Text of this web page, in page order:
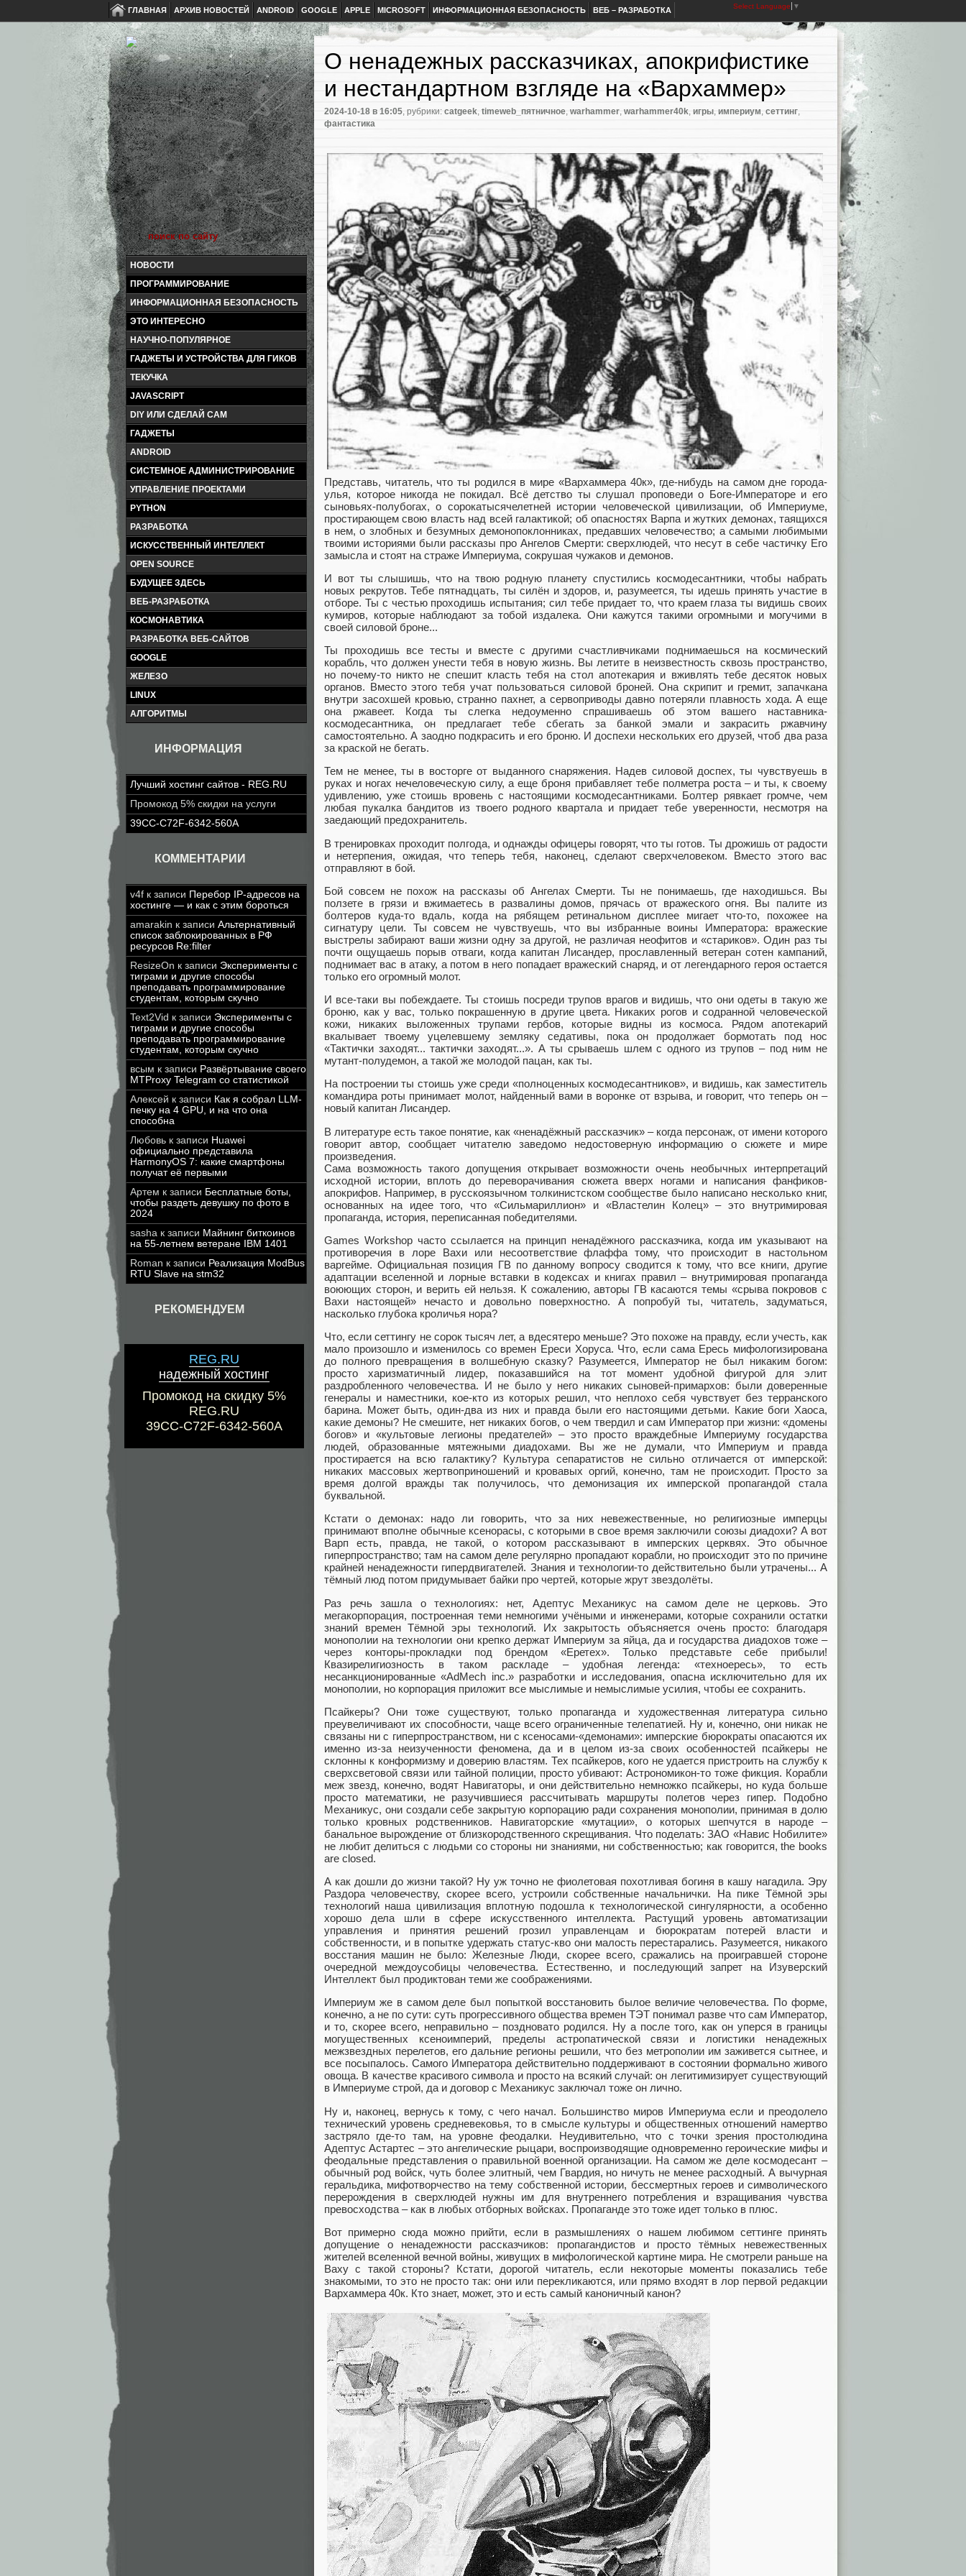
ГЛАВНАЯ АРХИВ НОВОСТЕЙ ANDROID GOOGLE APPLE MICROSOFT ИНФОРМАЦИОННАЯ БЕЗОПАСНОСТЬ ВЕБ – РАЗРАБОТКА Select Language ▼
НОВОСТИ
ПРОГРАММИРОВАНИЕ
ИНФОРМАЦИОННАЯ БЕЗОПАСНОСТЬ
ЭТО ИНТЕРЕСНО
НАУЧНО-ПОПУЛЯРНОЕ
ГАДЖЕТЫ И УСТРОЙСТВА ДЛЯ ГИКОВ
ТЕКУЧКА
JAVASCRIPT
DIY ИЛИ СДЕЛАЙ САМ
ГАДЖЕТЫ
ANDROID
СИСТЕМНОЕ АДМИНИСТРИРОВАНИЕ
УПРАВЛЕНИЕ ПРОЕКТАМИ
PYTHON
РАЗРАБОТКА
ИСКУССТВЕННЫЙ ИНТЕЛЛЕКТ
OPEN SOURCE
БУДУЩЕЕ ЗДЕСЬ
ВЕБ-РАЗРАБОТКА
КОСМОНАВТИКА
РАЗРАБОТКА ВЕБ-САЙТОВ
GOOGLE
ЖЕЛЕЗО
LINUX
АЛГОРИТМЫ
ИНФОРМАЦИЯ
Лучший хостинг сайтов - REG.RU
Промокод 5% скидки на услуги
39CC-C72F-6342-560A
КОММЕНТАРИИ
v4f к записи Перебор IP-адресов на
хостинге — и как с этим бороться
amarakin к записи Альтернативный
список заблокированных в РФ
ресурсов Re:filter
ResizeOn к записи Эксперименты с
тиграми и другие способы
преподавать программирование
студентам, которым скучно
Text2Vid к записи Эксперименты с
тиграми и другие способы
преподавать программирование
студентам, которым скучно
всым к записи Развёртывание своего
MTProxy Telegram со статистикой
Алексей к записи Как я собрал LLM-
печку на 4 GPU, и на что она
способна
Любовь к записи Huawei
официально представила
HarmonyOS 7: какие смартфоны
получат её первыми
Артем к записи Бесплатные боты,
чтобы раздеть девушку по фото в
2024
sasha к записи Майнинг биткоинов
на 55-летнем ветеране IBM 1401
Roman к записи Реализация ModBus
RTU Slave на stm32
РЕКОМЕНДУЕМ
REG.RU
надежный хостинг
Промокод на скидку 5%
REG.RU
39CC-C72F-6342-560A
О ненадежных рассказчиках, апокрифистике
и нестандартном взгляде на «Вархаммер»
2024-10-18 в 16:05, рубрики: catgeek, timeweb_пятничное, warhammer, warhammer40k, игры, империум, сеттинг,
фантастика
Представь, читатель, что ты родился в мире «Вархаммера 40к», где-нибудь на самом дне города-
улья, которое никогда не покидал. Всё детство ты слушал проповеди о Боге-Императоре и его
сыновьях-полубогах, о сорокатысячелетней истории человеческой цивилизации, об Империуме,
простирающем свою власть над всей галактикой; об опасностях Варпа и жутких демонах, таящихся
в нем, о злобных и безумных демонопоклонниках, предавших человечество; а самыми любимыми
твоими историями были рассказы про Ангелов Смерти: сверхлюдей, что несут в себе частичку Его
замысла и стоят на страже Империума, сокрушая чужаков и демонов.
И вот ты слышишь, что на твою родную планету спустились космодесантники, чтобы набрать
новых рекрутов. Тебе пятнадцать, ты силён и здоров, и, разумеется, ты идешь принять участие в
отборе. Ты с честью проходишь испытания; сил тебе придает то, что краем глаза ты видишь своих
кумиров, которые наблюдают за тобой издалека. Они кажутся такими огромными и могучими в
своей силовой броне...
Ты проходишь все тесты и вместе с другими счастливчиками поднимаешься на космический
корабль, что должен унести тебя в новую жизнь. Вы летите в неизвестность сквозь пространство,
но почему-то никто не спешит класть тебя на стол апотекария и вживлять тебе десяток новых
органов. Вместо этого тебя учат пользоваться силовой броней. Она скрипит и гремит, запачкана
внутри засохшей кровью, странно пахнет, а сервоприводы давно потеряли плавность хода. А еще
она ржавеет. Когда ты слегка недоуменно спрашиваешь об этом вашего наставника-
космодесантника, он предлагает тебе сбегать за банкой эмали и закрасить ржавчину
самостоятельно. А заодно подкрасить и его броню. И доспехи нескольких его друзей, чтоб два раза
за краской не бегать.
Тем не менее, ты в восторге от выданного снаряжения. Надев силовой доспех, ты чувствуешь в
руках и ногах нечеловеческую силу, а еще броня прибавляет тебе полметра роста – и ты, к своему
удивлению, уже стоишь вровень с настоящими космодесантниками. Болтер рявкает громче, чем
любая пукалка бандитов из твоего родного квартала и придает тебе уверенности, несмотря на
заедающий предохранитель.
В тренировках проходит полгода, и однажды офицеры говорят, что ты готов. Ты дрожишь от радости
и нетерпения, ожидая, что теперь тебя, наконец, сделают сверхчеловеком. Вместо этого вас
отправляют в бой.
Бой совсем не похож на рассказы об Ангелах Смерти. Ты не понимаешь, где находишься. Вы
ползете в грязи и вжимаетесь в развалины домов, прячась от вражеского огня. Вы палите из
болтеров куда-то вдаль, когда на рябящем ретинальном дисплее мигает что-то, похожее на
сигнатуру цели. Ты совсем не чувствуешь, что вы избранные воины Императора: вражеские
выстрелы забирают ваши жизни одну за другой, не различая неофитов и «стариков». Один раз ты
почти ощущаешь порыв отваги, когда капитан Лисандер, прославленный ветеран сотен кампаний,
поднимает вас в атаку, а потом в него попадает вражеский снаряд, и от легендарного героя остается
только его огромный молот.
И все-таки вы побеждаете. Ты стоишь посреди трупов врагов и видишь, что они одеты в такую же
броню, как у вас, только покрашенную в другие цвета. Никаких рогов и содранной человеческой
кожи, никаких выложенных трупами гербов, которые видны из космоса. Рядом апотекарий
вкалывает твоему уцелевшему земляку седативы, пока он продолжает бормотать под нос
«Тактички заходят... тактички заходят...». А ты срываешь шлем с одного из трупов – под ним не
мутант-полудемон, а такой же молодой пацан, как ты.
На построении ты стоишь уже среди «полноценных космодесантников», и видишь, как заместитель
командира роты принимает молот, найденный вами в воронке от взрыва, и говорит, что теперь он –
новый капитан Лисандер.
В литературе есть такое понятие, как «ненадёжный рассказчик» – когда персонаж, от имени которого
говорит автор, сообщает читателю заведомо недостоверную информацию о сюжете и мире
произведения.
Сама возможность такого допущения открывает возможности очень необычных интерпретаций
исходной истории, вплоть до переворачивания сюжета вверх ногами и написания фанфиков-
апокрифов. Например, в русскоязычном толкинистском сообществе было написано несколько книг,
основанных на идее того, что «Сильмариллион» и «Властелин Колец» – это внутримировая
пропаганда, история, переписанная победителями.
Games Workshop часто ссылается на принцип ненадёжного рассказчика, когда им указывают на
противоречия в лоре Вахи или несоответствие флаффа тому, что происходит в настольном
варгейме. Официальная позиция ГВ по данному вопросу сводится к тому, что все книги, другие
адаптации вселенной и лорные вставки в кодексах и книгах правил – внутримировая пропаганда
воюющих сторон, и верить ей нельзя. К сожалению, авторы ГВ касаются темы «срыва покровов с
Вахи настоящей» нечасто и довольно поверхностно. А попробуй ты, читатель, задуматься,
насколько глубока кроличья нора?
Что, если сеттингу не сорок тысяч лет, а вдесятеро меньше? Это похоже на правду, если учесть, как
мало произошло и изменилось со времен Ереси Хоруса. Что, если сама Ересь мифологизирована
до полного превращения в волшебную сказку? Разумеется, Император не был никаким богом:
просто харизматичный лидер, показавшийся на тот момент удобной фигурой для элит
раздробленного человечества. И не было у него никаких сыновей-примархов: были доверенные
генералы и наместники, кое-кто из которых решил, что неплохо себя чувствует без терранского
барина. Может быть, один-два из них и правда были его настоящими детьми. Какие боги Хаоса,
какие демоны? Не смешите, нет никаких богов, о чем твердил и сам Император при жизни: «домены
богов» и «культовые легионы предателей» – это просто враждебные Империуму государства
людей, образованные мятежными диадохами. Вы же не думали, что Империум и правда
простирается на всю галактику? Культура сепаратистов не сильно отличается от имперской:
никаких массовых жертвоприношений и кровавых оргий, конечно, там не происходит. Просто за
время долгой вражды так получилось, что демонизация их имперской пропагандой стала
буквальной.
Кстати о демонах: надо ли говорить, что за них невежественные, но религиозные имперцы
принимают вполне обычные ксенорасы, с которыми в свое время заключили союзы диадохи? А вот
Варп есть, правда, не такой, о котором рассказывают в имперских церквях. Это обычное
гиперпространство; там на самом деле регулярно пропадают корабли, но происходит это по причине
крайней ненадежности гипердвигателей. Знания и технологии-то действительно были утрачены... А
тёмный люд потом придумывает байки про чертей, которые жрут звездолёты.
Раз речь зашла о технологиях: нет, Адептус Механикус на самом деле не церковь. Это
мегакорпорация, построенная теми немногими учёными и инженерами, которые сохранили остатки
знаний времен Тёмной эры технологий. Их закрытость объясняется очень просто: благодаря
монополии на технологии они крепко держат Империум за яйца, да и государства диадохов тоже –
через конторы-прокладки под брендом «Еретех». Только представьте себе прибыли!
Квазирелигиозность в таком раскладе – удобная легенда: «техноересь», то есть
несанкционированные «AdMech inc.» разработки и исследования, опасна исключительно для их
монополии, но корпорация приложит все мыслимые и немыслимые усилия, чтобы ее сохранить.
Псайкеры? Они тоже существуют, только пропаганда и художественная литература сильно
преувеличивают их способности, чаще всего ограниченные телепатией. Ну и, конечно, они никак не
связаны ни с гиперпространством, ни с ксеносами-«демонами»: имперские бюрократы опасаются их
именно из-за неизученности феномена, да и в целом из-за своих особенностей псайкеры не
склонны к конформизму и доверию властям. Тех псайкеров, кого не удается пристроить на службу к
сверхсветовой связи или тайной полиции, просто убивают: Астрономикон-то тоже фикция. Корабли
меж звезд, конечно, водят Навигаторы, и они действительно немножко псайкеры, но куда больше
просто математики, не разучившиеся рассчитывать маршруты полетов через гипер. Подобно
Механикус, они создали себе закрытую корпорацию ради сохранения монополии, принимая в долю
только кровных родственников. Навигаторские «мутации», о которых шепчутся в народе –
банальное вырождение от близкородственного скрещивания. Что поделать: ЗАО «Навис Нобилите»
не любит делиться с людьми со стороны ни знаниями, ни собственностью; как говорится, the books
are closed.
А как дошли до жизни такой? Ну уж точно не фиолетовая похотливая богиня в кашу нагадила. Эру
Раздора человечеству, скорее всего, устроили собственные начальнички. На пике Тёмной эры
технологий наша цивилизация вплотную подошла к технологической сингулярности, а особенно
хорошо дела шли в сфере искусственного интеллекта. Растущий уровень автоматизации
управления и принятия решений грозил управленцам и бюрократам потерей власти и
собственности, и в попытке удержать статус-кво они малость перестарались. Разумеется, никакого
восстания машин не было: Железные Люди, скорее всего, сражались на проигравшей стороне
очередной междоусобицы человечества. Естественно, и последующий запрет на Изуверский
Интеллект был продиктован теми же соображениями.
Империум же в самом деле был попыткой восстановить былое величие человечества. По форме,
конечно, а не по сути: суть прогрессивного общества времен ТЭТ понимал разве что сам Император,
и то, скорее всего, неправильно – поздновато родился. Ну а после того, как он уперся в границы
могущественных ксеноимперий, пределы астропатической связи и логистики ненадежных
межзвездных перелетов, его дальние регионы решили, что без метрополии им заживется сытнее, и
все посыпалось. Самого Императора действительно поддерживают в состоянии формально живого
овоща. В качестве красивого символа и просто на всякий случай: он легитимизирует существующий
в Империуме строй, да и договор с Механикус заключал тоже он лично.
Ну и, наконец, вернусь к тому, с чего начал. Большинство миров Империума если и преодолело
технический уровень средневековья, то в смысле культуры и общественных отношений намертво
застряло где-то там, на уровне феодалки. Неудивительно, что с точки зрения простолюдина
Адептус Астартес – это ангелические рыцари, воспроизводящие одновременно героические мифы и
феодальные представления о правильной военной организации. На самом же деле космодесант –
обычный род войск, чуть более элитный, чем Гвардия, но ничуть не менее расходный. А вычурная
геральдика, мифотворчество на тему собственной истории, бессмертных героев и символического
перерождения в сверхлюдей нужны им для внутреннего потребления и взращивания чувства
превосходства – как в любых отборных войсках. Пропаганде это тоже идет только в плюс.
Вот примерно сюда можно прийти, если в размышлениях о нашем любимом сеттинге принять
допущение о ненадежности рассказчиков: пропагандистов и просто тёмных невежественных
жителей вселенной вечной войны, живущих в мифологической картине мира. Не смотрели раньше на
Ваху с такой стороны? Кстати, дорогой читатель, если некоторые моменты показались тебе
знакомыми, то это не просто так: они или перекликаются, или прямо входят в лор первой редакции
Вархаммера 40к. Кто знает, может, это и есть самый каноничный канон?